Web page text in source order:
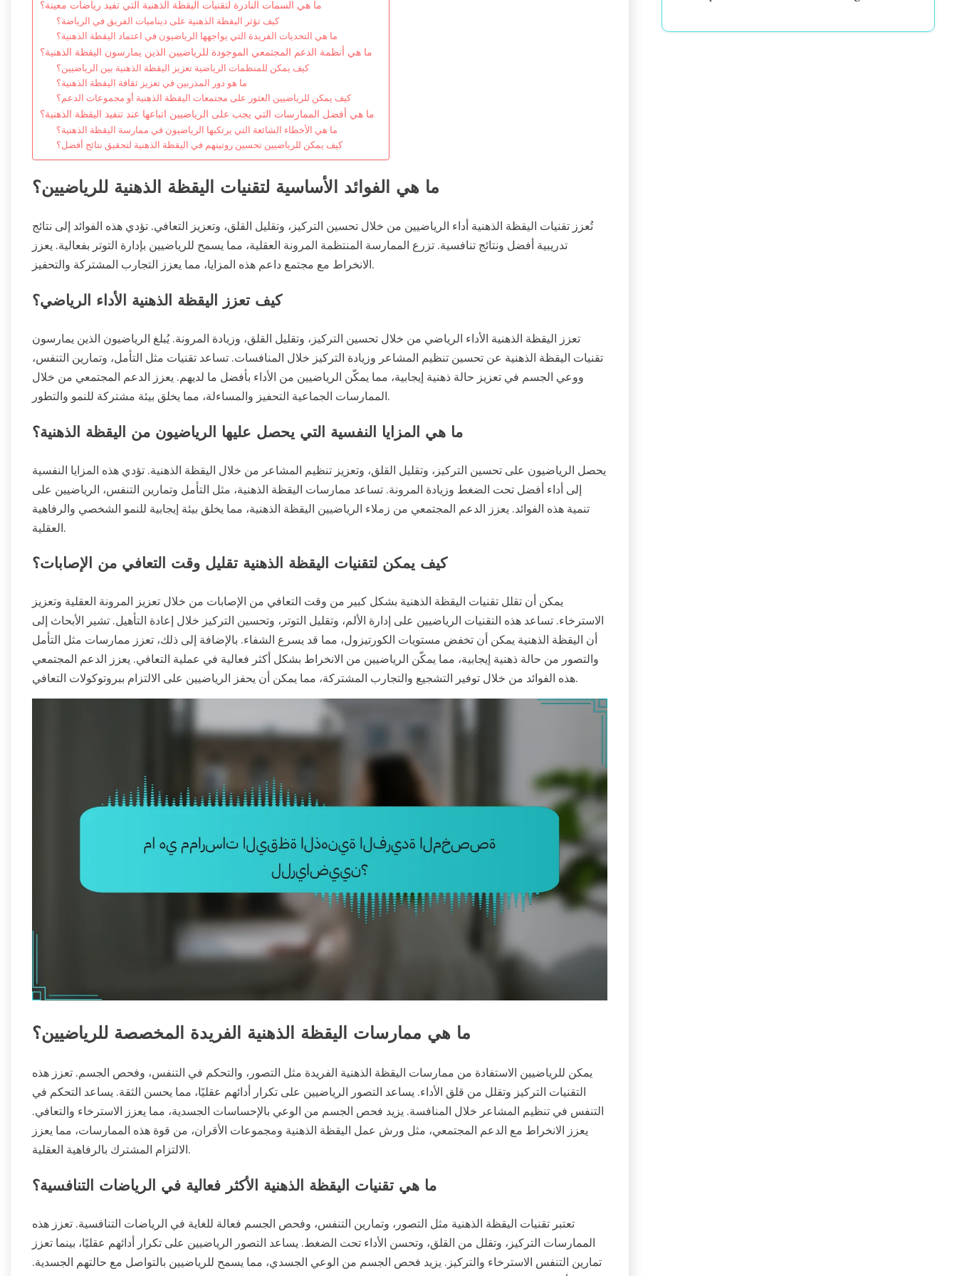
ما هي السمات النادرة لتقنيات اليقظة الذهنية التي تفيد رياضات معينة؟
كيف تؤثر اليقظة الذهنية على ديناميات الفريق في الرياضة؟
ما هي التحديات الفريدة التي يواجهها الرياضيون في اعتماد اليقظة الذهنية؟
ما هي أنظمة الدعم المجتمعي الموجودة للرياضيين الذين يمارسون اليقظة الذهنية؟
كيف يمكن للمنظمات الرياضية تعزيز اليقظة الذهنية بين الرياضيين؟
ما هو دور المدربين في تعزيز ثقافة اليقظة الذهنية؟
كيف يمكن للرياضيين العثور على مجتمعات اليقظة الذهنية أو مجموعات الدعم؟
ما هي أفضل الممارسات التي يجب على الرياضيين اتباعها عند تنفيذ اليقظة الذهنية؟
ما هي الأخطاء الشائعة التي يرتكبها الرياضيون في ممارسة اليقظة الذهنية؟
كيف يمكن للرياضيين تحسين روتينهم في اليقظة الذهنية لتحقيق نتائج أفضل؟
ما هي الفوائد الأساسية لتقنيات اليقظة الذهنية للرياضيين؟
تُعزز تقنيات اليقظة الذهنية أداء الرياضيين من خلال تحسين التركيز، وتقليل القلق، وتعزيز التعافي. تؤدي هذه الفوائد إلى نتائج
تدريبية أفضل ونتائج تنافسية. تزرع الممارسة المنتظمة المرونة العقلية، مما يسمح للرياضيين بإدارة التوتر بفعالية. يعزز
الانخراط مع مجتمع داعم هذه المزايا، مما يعزز التجارب المشتركة والتحفيز.
كيف تعزز اليقظة الذهنية الأداء الرياضي؟
تعزز اليقظة الذهنية الأداء الرياضي من خلال تحسين التركيز، وتقليل القلق، وزيادة المرونة. يُبلغ الرياضيون الذين يمارسون
تقنيات اليقظة الذهنية عن تحسين تنظيم المشاعر وزيادة التركيز خلال المنافسات. تساعد تقنيات مثل التأمل، وتمارين التنفس،
ووعي الجسم في تعزيز حالة ذهنية إيجابية، مما يمكّن الرياضيين من الأداء بأفضل ما لديهم. يعزز الدعم المجتمعي من خلال
الممارسات الجماعية التحفيز والمساءلة، مما يخلق بيئة مشتركة للنمو والتطور.
ما هي المزايا النفسية التي يحصل عليها الرياضيون من اليقظة الذهنية؟
يحصل الرياضيون على تحسين التركيز، وتقليل القلق، وتعزيز تنظيم المشاعر من خلال اليقظة الذهنية. تؤدي هذه المزايا النفسية
إلى أداء أفضل تحت الضغط وزيادة المرونة. تساعد ممارسات اليقظة الذهنية، مثل التأمل وتمارين التنفس، الرياضيين على
تنمية هذه الفوائد. يعزز الدعم المجتمعي من زملاء الرياضيين اليقظة الذهنية، مما يخلق بيئة إيجابية للنمو الشخصي والرفاهية
العقلية.
كيف يمكن لتقنيات اليقظة الذهنية تقليل وقت التعافي من الإصابات؟
يمكن أن تقلل تقنيات اليقظة الذهنية بشكل كبير من وقت التعافي من الإصابات من خلال تعزيز المرونة العقلية وتعزيز
الاسترخاء. تساعد هذه التقنيات الرياضيين على إدارة الألم، وتقليل التوتر، وتحسين التركيز خلال إعادة التأهيل. تشير الأبحاث إلى
أن اليقظة الذهنية يمكن أن تخفض مستويات الكورتيزول، مما قد يسرع الشفاء. بالإضافة إلى ذلك، تعزز ممارسات مثل التأمل
والتصور من حالة ذهنية إيجابية، مما يمكّن الرياضيين من الانخراط بشكل أكثر فعالية في عملية التعافي. يعزز الدعم المجتمعي
هذه الفوائد من خلال توفير التشجيع والتجارب المشتركة، مما يمكن أن يحفز الرياضيين على الالتزام ببروتوكولات التعافي.
ما هي ممارسات اليقظة الذهنية الفريدة المخصصة للرياضيين؟
يمكن للرياضيين الاستفادة من ممارسات اليقظة الذهنية الفريدة مثل التصور، والتحكم في التنفس، وفحص الجسم. تعزز هذه
التقنيات التركيز وتقلل من قلق الأداء. يساعد التصور الرياضيين على تكرار أدائهم عقليًا، مما يحسن الثقة. يساعد التحكم في
التنفس في تنظيم المشاعر خلال المنافسة. يزيد فحص الجسم من الوعي بالإحساسات الجسدية، مما يعزز الاسترخاء والتعافي.
يعزز الانخراط مع الدعم المجتمعي، مثل ورش عمل اليقظة الذهنية ومجموعات الأقران، من قوة هذه الممارسات، مما يعزز
الالتزام المشترك بالرفاهية العقلية.
ما هي تقنيات اليقظة الذهنية الأكثر فعالية في الرياضات التنافسية؟
تعتبر تقنيات اليقظة الذهنية مثل التصور، وتمارين التنفس، وفحص الجسم فعالة للغاية في الرياضات التنافسية. تعزز هذه
الممارسات التركيز، وتقلل من القلق، وتحسن الأداء تحت الضغط. يساعد التصور الرياضيين على تكرار أدائهم عقليًا، بينما تعزز
تمارين التنفس الاسترخاء والتركيز. يزيد فحص الجسم من الوعي الجسدي، مما يسمح للرياضيين بالتواصل مع حالتهم الجسدية.